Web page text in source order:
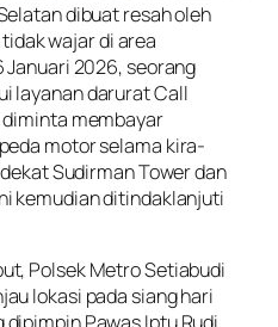
dibuat resah oleh
wajar di area
Januari 2026, seorang
layanan darurat Call
diminta membayar
motor selama kira-
Sudirman Tower dan
kemudian ditindaklanjuti
Polsek Metro Setiabudi
lokasi pada siang hari